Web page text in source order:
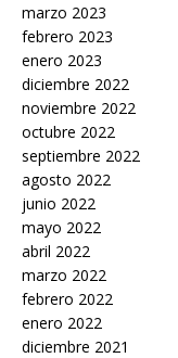
marzo 2023
febrero 2023
enero 2023
diciembre 2022
noviembre 2022
octubre 2022
septiembre 2022
agosto 2022
junio 2022
mayo 2022
abril 2022
marzo 2022
febrero 2022
enero 2022
diciembre 2021